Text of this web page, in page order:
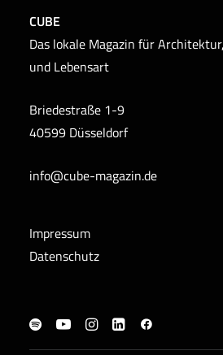
CUBE
Das lokale Magazin für
und Lebensart
Briedestraße 1-9
40599 Düsseldorf
info@cube-magazin.de
Impressum
Datenschutz